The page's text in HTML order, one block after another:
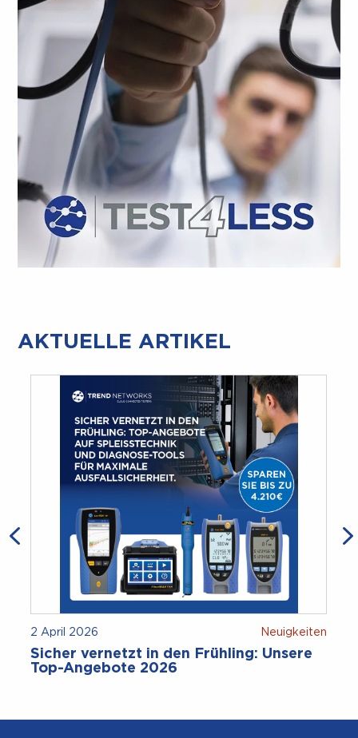
AKTUELLE ARTIKEL
2 April 2026 Neuigkeiten
Sicher vernetzt in den Frühling: Unsere
Top-Angebote 2026